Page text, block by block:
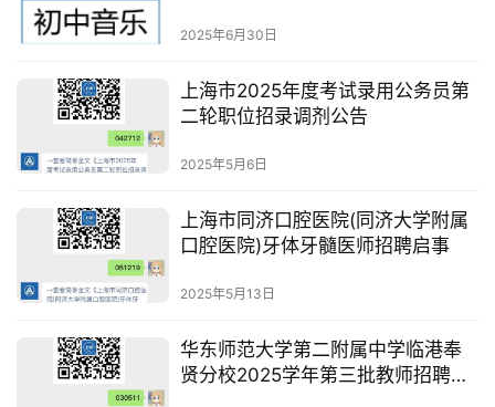
2025年6月30日
上海市2025年度考试录用公务员第
二轮职位招录调剂公告
2025年5月6日
上海市同济口腔医院(同济大学附属
口腔医院)牙体牙髓医师招聘启事
2025年5月13日
华东师范大学第二附属中学临港奉
贤分校2025学年第三批教师招聘公